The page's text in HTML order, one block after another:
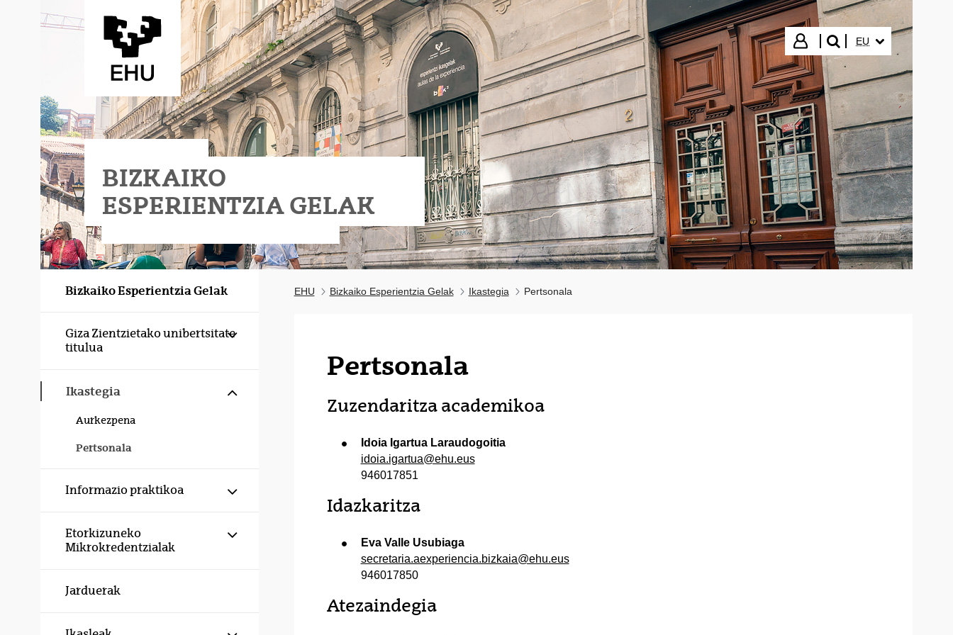
Eduki nagusira joan
Hasi saioa
bilatu"
HIZKUNTZA
EU
BIZKAIKO
ESPERIENTZIA GELAK
Bizkaiko Esperientzia Gelak
Giza Zientzietako unibertsitate
titulua
Erakutsi/izkutatu azpiorriak
Ikastegia Erakutsi/izkutatu azpiorriak
Aurkezpena
Pertsonala
Informazio praktikoa Erakutsi/izkutatu azpiorriak
Etorkizuneko
Mikrokredentzialak
Erakutsi/izkutatu azpiorriak
Jarduerak
EHU Bizkaiko Esperientzia Gelak Ikastegia Pertsonala
Pertsonala
Zuzendaritza academikoa
Idoia Igartua Laraudogoitia
idoia.igartua@ehu.eus
946017851
Idazkaritza
Eva Valle Usubiaga
secretaria.aexperiencia.bizkaia@ehu.eus
946017850
Atezaindegia